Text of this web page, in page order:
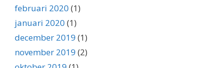
februari 2020 (1)
januari 2020 (1)
december 2019 (1)
november 2019 (2)